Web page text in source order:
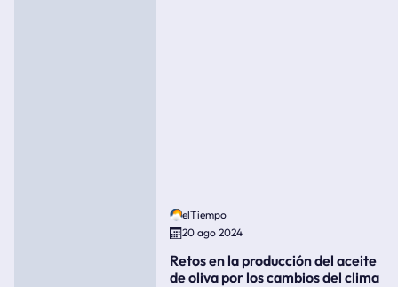
elTiempo
20 ago 2024
Retos en la producción del aceite
de oliva por los cambios del clima